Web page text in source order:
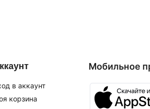
в аккаунт
корзина
Мобильное